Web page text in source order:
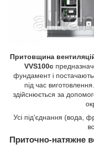
Притовщина
VVS100c
фундамент і
під час
здійснюється за
Усі під'єднання (вода,
Приточно-натяжне